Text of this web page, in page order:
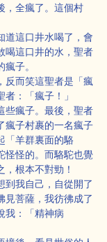
，全瘋了。這個村
道這口井水喝了，會
喝這口井的水，聖者
子。
反而笑這聖者是「瘋
：「瘋子！」
些瘋子。最後，聖者
瘋子村裹的一名瘋子
「羊群裏面的駱
怪怪的。而駱駝也覺
根本不對勁！
到我自己，自從開了
見菩薩，我彷彿成了
我：「精神病